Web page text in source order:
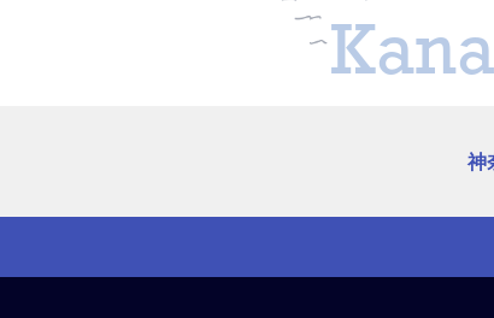
神